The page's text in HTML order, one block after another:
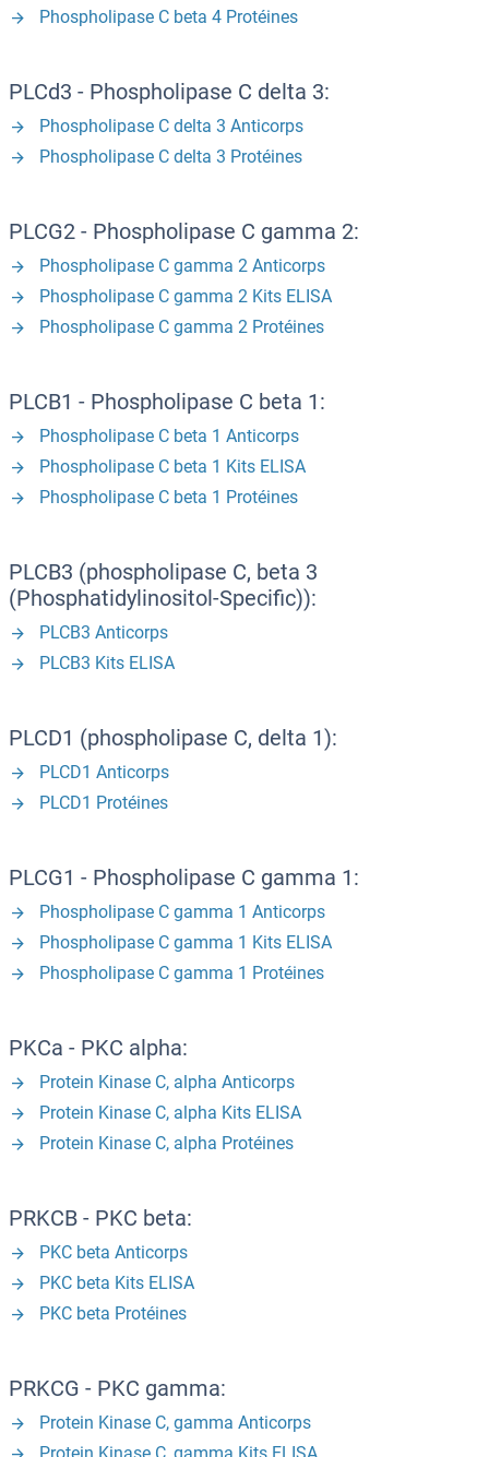
Phospholipase C beta 4 Protéines
PLCd3 - Phospholipase C delta 3:
Phospholipase C delta 3 Anticorps
Phospholipase C delta 3 Protéines
PLCG2 - Phospholipase C gamma 2:
Phospholipase C gamma 2 Anticorps
Phospholipase C gamma 2 Kits ELISA
Phospholipase C gamma 2 Protéines
PLCB1 - Phospholipase C beta 1:
Phospholipase C beta 1 Anticorps
Phospholipase C beta 1 Kits ELISA
Phospholipase C beta 1 Protéines
PLCB3 (phospholipase C, beta 3
(Phosphatidylinositol-Specific)):
PLCB3 Anticorps
PLCB3 Kits ELISA
PLCD1 (phospholipase C, delta 1):
PLCD1 Anticorps
PLCD1 Protéines
PLCG1 - Phospholipase C gamma 1:
Phospholipase C gamma 1 Anticorps
Phospholipase C gamma 1 Kits ELISA
Phospholipase C gamma 1 Protéines
PKCa - PKC alpha:
Protein Kinase C, alpha Anticorps
Protein Kinase C, alpha Kits ELISA
Protein Kinase C, alpha Protéines
PRKCB - PKC beta:
PKC beta Anticorps
PKC beta Kits ELISA
PKC beta Protéines
PRKCG - PKC gamma:
Protein Kinase C, gamma Anticorps
Protein Kinase C, gamma Kits ELISA